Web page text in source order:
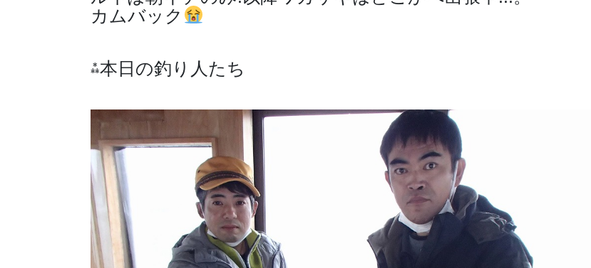
カムバック
⁂本日の釣り人たち